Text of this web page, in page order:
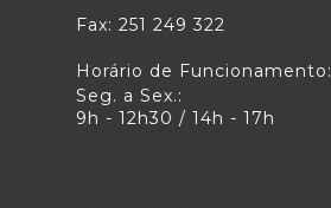
Fax: 251 249 322
Horário de Funcionamento:
Seg. a Sex.:
9h - 12h30 / 14h - 17h